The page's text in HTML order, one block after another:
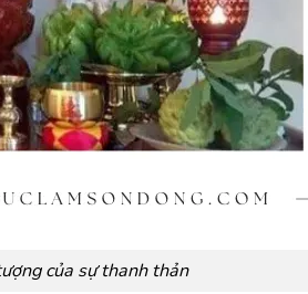
của sự thanh thản